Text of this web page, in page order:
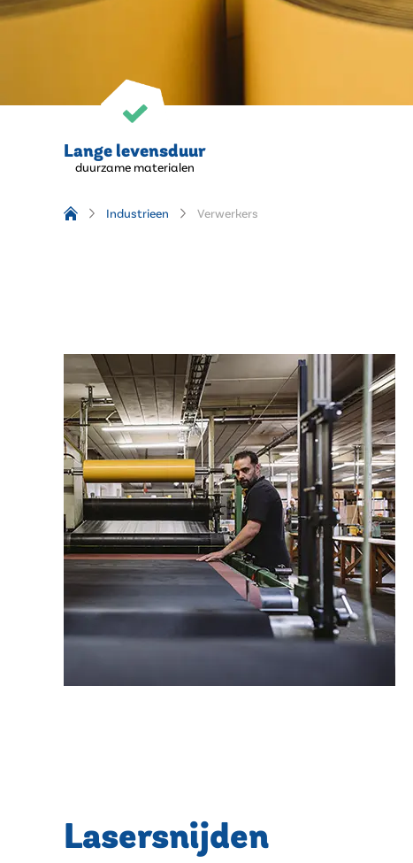
Lange levensduur
duurzame materialen
Industrieen Verwerkers
Lasersnijden